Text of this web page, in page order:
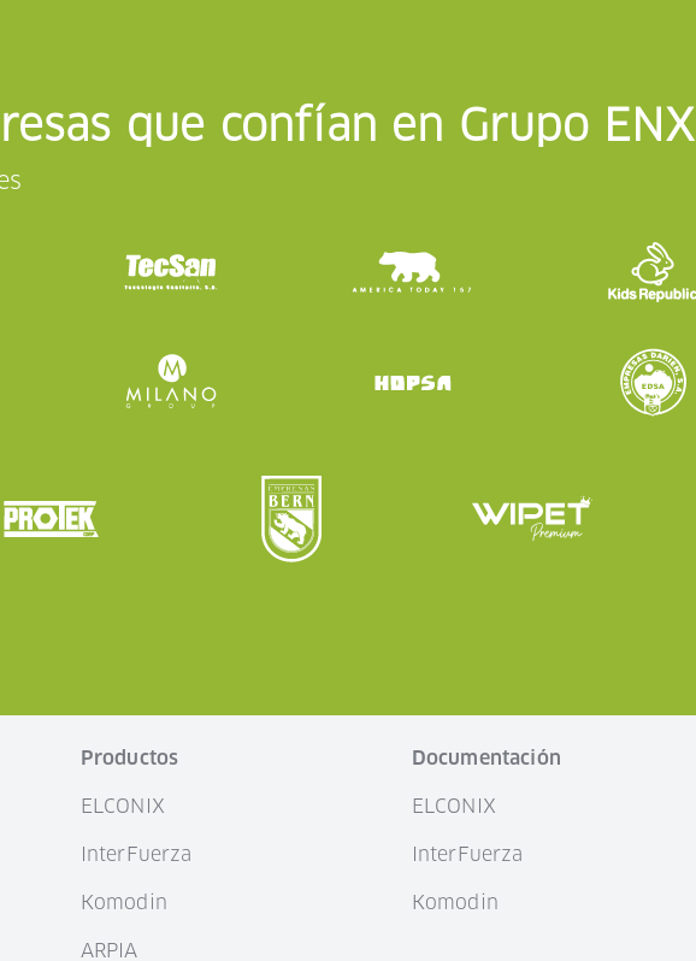
que confían en Grupo ENX
Productos
ELCONIX
InterFuerza
Komodin
ARPIA
Documentación
ELCONIX
InterFuerza
Komodin